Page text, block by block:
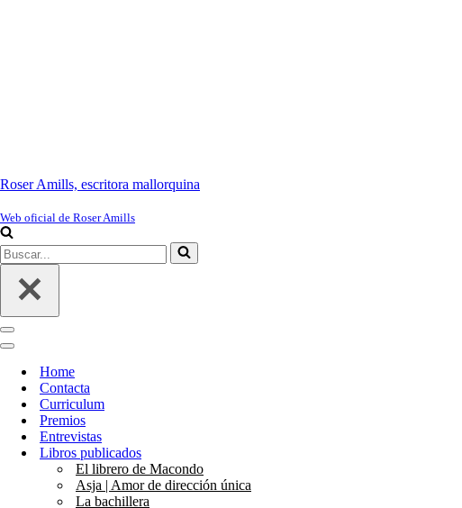
Roser Amills, escritora mallorquina
Web oficial de Roser Amills
Buscar...
Menú
de
Menú
navegación
Home
Contacta
Curriculum
Premios
Entrevistas
Libros publicados
El librero de Macondo
Asja | Amor de dirección única
La bachillera